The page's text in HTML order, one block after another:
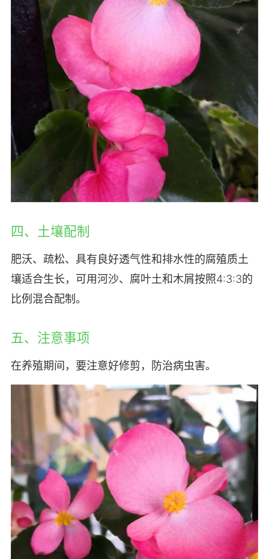
四、土壤配制
肥沃、疏松、具有良好透气性和排水性的腐殖质土
壤适合生长，可用河沙、腐叶土和木屑按照4:3:3的
比例混合配制。
五、注意事项
在养殖期间，要注意好修剪，防治病虫害。